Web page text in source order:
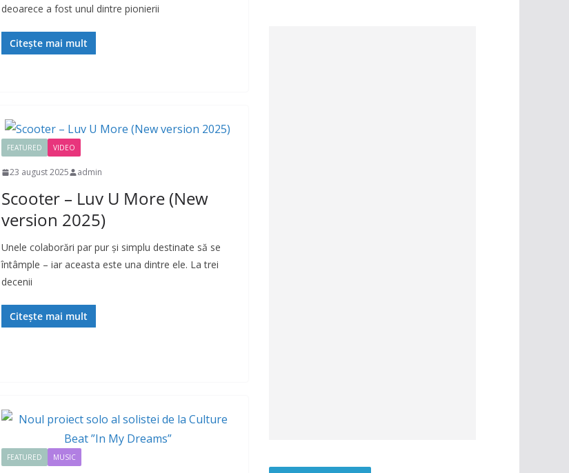
deoarece a fost unul dintre pionierii
Citește mai mult
FEATURED VIDEO
23 august 2025 admin
Scooter – Luv U More (New
version 2025)
Unele colaborări par pur și simplu destinate să se
întâmple – iar aceasta este una dintre ele. La trei
decenii
Citește mai mult
FEATURED MUSIC